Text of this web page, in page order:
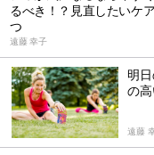
るべき！？見直したいケ
つ
遠藤 幸子
明
の
遠藤